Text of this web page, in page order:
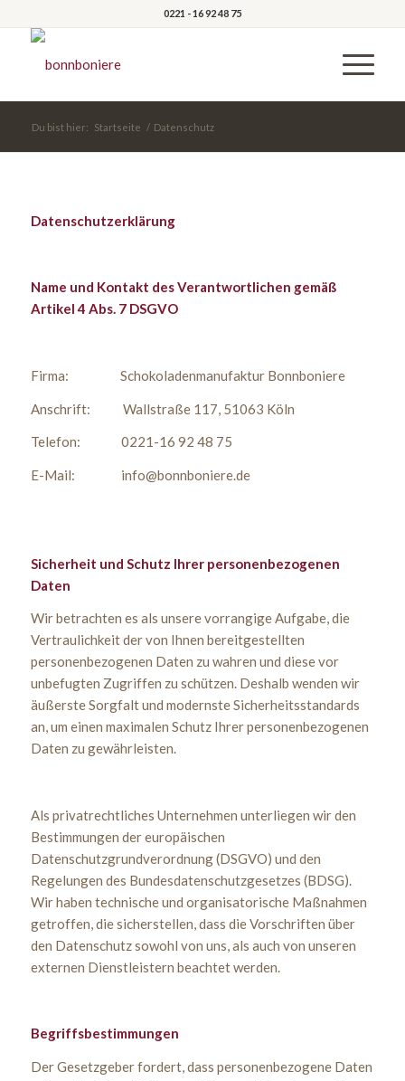
0221 - 16 92 48 75
Du bist hier: Startseite / Datenschutz
Datenschutzerklärung
Name und Kontakt des Verantwortlichen gemäß
Artikel 4 Abs. 7 DSGVO
Firma: Schokoladenmanufaktur Bonnboniere
Anschrift: Wallstraße 117, 51063 Köln
Telefon: 0221-16 92 48 75
E-Mail: info@bonnboniere.de
Sicherheit und Schutz Ihrer personenbezogenen
Daten
Wir betrachten es als unsere vorrangige Aufgabe, die
Vertraulichkeit der von Ihnen bereitgestellten
personenbezogenen Daten zu wahren und diese vor
unbefugten Zugriffen zu schützen. Deshalb wenden wir
äußerste Sorgfalt und modernste Sicherheitsstandards
an, um einen maximalen Schutz Ihrer personenbezogenen
Daten zu gewährleisten.
Als privatrechtliches Unternehmen unterliegen wir den
Bestimmungen der europäischen
Datenschutzgrundverordnung (DSGVO) und den
Regelungen des Bundesdatenschutzgesetzes (BDSG).
Wir haben technische und organisatorische Maßnahmen
getroffen, die sicherstellen, dass die Vorschriften über
den Datenschutz sowohl von uns, als auch von unseren
externen Dienstleistern beachtet werden.
Begriffsbestimmungen
Der Gesetzgeber fordert, dass personenbezogene Daten